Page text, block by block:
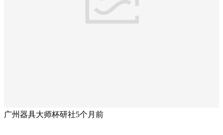
广州器具大师杯研社5个月前